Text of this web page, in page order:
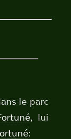
le parc
, lui
: